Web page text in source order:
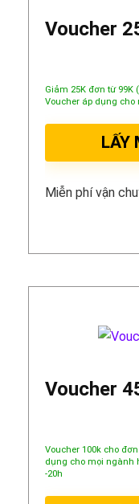
Voucher
Giảm 25K đơn từ
Voucher áp dụng
LẤY
Miễn phí vận
Voucher
Voucher 100k cho
dụng cho mọi ngành
-20h